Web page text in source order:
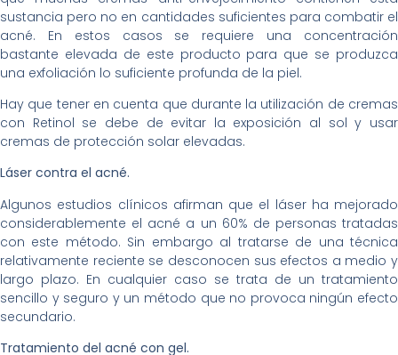
sustancia pero no en cantidades suficientes para combatir el
acné. En estos casos se requiere una concentración
bastante elevada de este producto para que se produzca
una exfoliación lo suficiente profunda de la piel.
Hay que tener en cuenta que durante la utilización de cremas
con Retinol se debe de evitar la exposición al sol y usar
cremas de protección solar elevadas.
Láser contra el acné.
Algunos estudios clínicos afirman que el láser ha mejorado
considerablemente el acné a un 60% de personas tratadas
con este método. Sin embargo al tratarse de una técnica
relativamente reciente se desconocen sus efectos a medio y
largo plazo. En cualquier caso se trata de un tratamiento
sencillo y seguro y un método que no provoca ningún efecto
secundario.
Tratamiento del acné con gel.